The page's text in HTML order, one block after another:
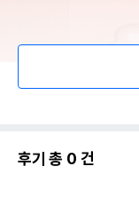
후기 총 0 건